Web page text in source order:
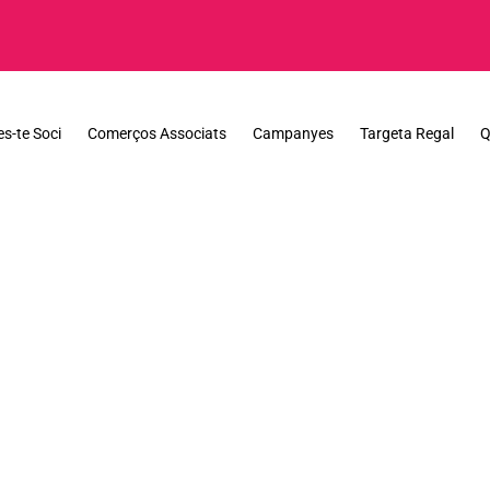
te Soci Comerços Associats Campanyes Targeta Regal